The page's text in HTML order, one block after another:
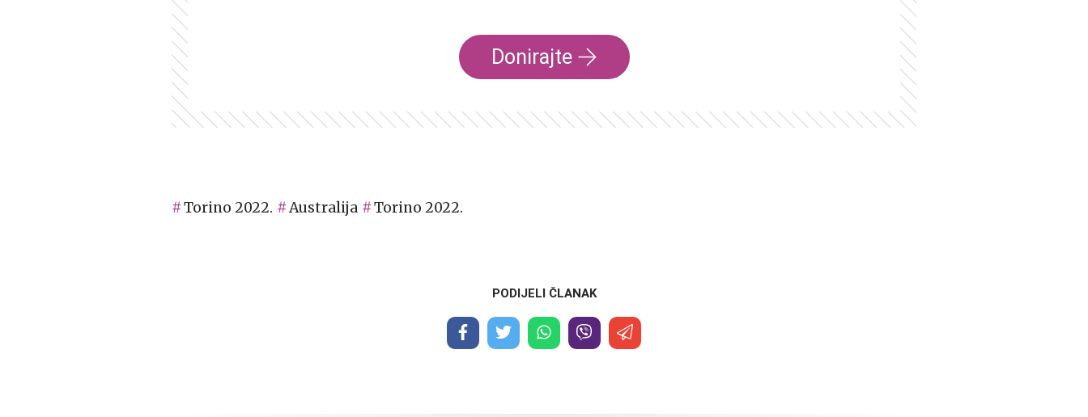
Donirajte
Torino 2022. Australija Torino 2022.
PODIJELI ČLANAK